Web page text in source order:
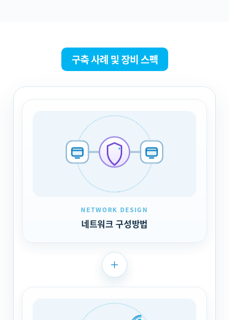
구축 사례 및 장비 스펙
NETWORK DESIGN
네트워크 구성방법